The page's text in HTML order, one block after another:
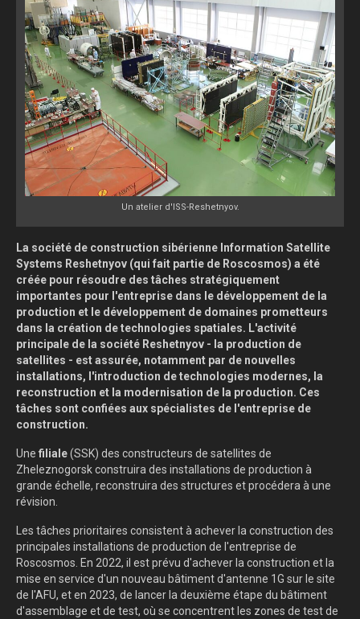
Un atelier d'ISS-Reshetnyov.
La société de construction sibérienne Information Satellite
Systems Reshetnyov (qui fait partie de Roscosmos) a été
créée pour résoudre des tâches stratégiquement
importantes pour l'entreprise dans le développement de la
production et le développement de domaines prometteurs
dans la création de technologies spatiales. L'activité
principale de la société Reshetnyov - la production de
satellites - est assurée, notamment par de nouvelles
installations, l'introduction de technologies modernes, la
reconstruction et la modernisation de la production. Ces
tâches sont confiées aux spécialistes de l'entreprise de
construction.
Une filiale(SSK) des constructeurs de satellites de
Zheleznogorsk construira des installations de production à
grande échelle, reconstruira des structures et procédera à une
révision.
Les tâches prioritaires consistent à achever la construction des
principales installations de production de l'entreprise de
Roscosmos. En 2022, il est prévu d'achever la construction et la
mise en service d'un nouveau bâtiment d'antenne 1G sur le site
de l'AFU, et en 2023, de lancer la deuxième étape du bâtiment
d'assemblage et de test, où se concentrent les zones de test de